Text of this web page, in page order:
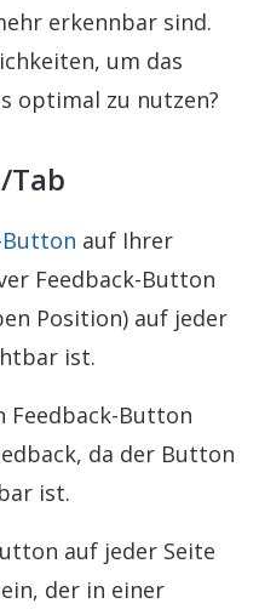
erkennbar sind.
um das
optimal zu nutzen?
Tab
Button auf Ihrer
Feedback-Button
Position) auf jeder
ist.
Button
da der Button
ist.
auf jeder Seite
der in einer